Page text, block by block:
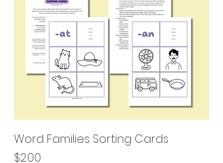
Word Families Sorting Cards
価格
$2.00